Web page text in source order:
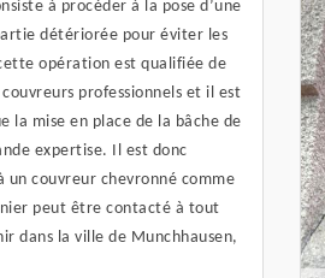
à procéder à la pose d’une
détériorée pour éviter les
opération est qualifiée de
professionnels et il est
la mise en place de la bâche de
expertise. Il est donc
un couvreur chevronné comme
peut être contacté à tout
dans la ville de Munchhausen,